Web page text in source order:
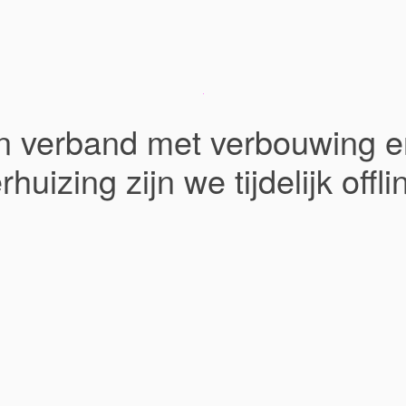
verband met verbouwing
zijn we tijdelijk